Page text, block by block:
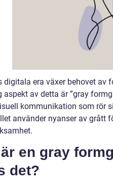
digitala era växer behovet av
aspekt av detta är ”gray
kommunikation som rör
använder nyanser av grått
en gray
det?